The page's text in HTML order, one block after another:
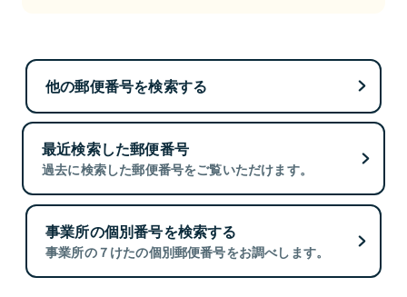
他の郵便番号を検索する
最近検索した郵便番号
過去に検索した郵便番号をご覧いただけます。
事業所の個別番号を検索する
事業所の７けたの個別郵便番号をお調べします。